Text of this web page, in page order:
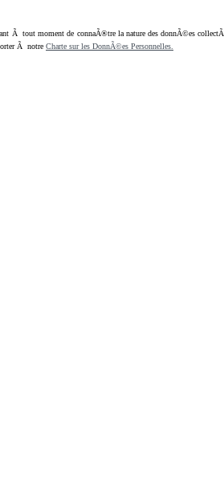
tout moment de connaÃ®tre la nature des donnÃ©es
Ã notre Charte sur les DonnÃ©es Personnelles.